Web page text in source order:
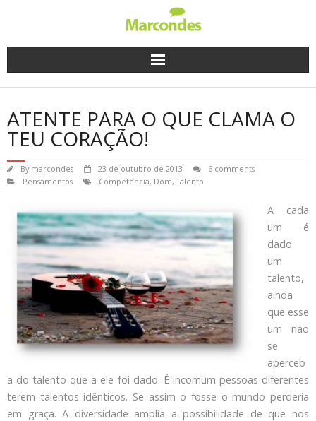
ATENTE PARA O QUE CLAMA O
TEU CORAÇÃO!
By marcondes 23 de outubro de 2013
6 comments
Pensamentos
Competência, Dom,Talento
A cada
um é
dado
um
talento,
ainda
que esse
um não
se
aperceb
a do talento que a ele foi dado. É incomum pessoas diferentes
terem talentos idênticos. Se assim o fosse o mundo perderia
em graça. A diversidade amplia a possibilidade de que nos